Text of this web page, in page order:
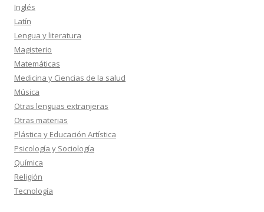
Inglés
Latín
Lengua y literatura
Magisterio
Matemáticas
Medicina y Ciencias de la salud
Música
Otras lenguas extranjeras
Otras materias
Plástica y Educación Artística
Psicología y Sociología
Química
Religión
Tecnología